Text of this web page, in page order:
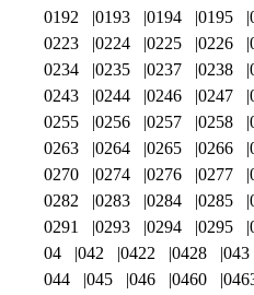
0192
0193 0194 0195
0223
0224 0225 0226
0234
0235 0237 0238
0243
0244 0246 0247
0255
0256 0257 0258
0263
0264 0265 0266
0270
0274 0276 0277
0282
0283 0284 0285
0291
0293 0294 0295
04
042 0422 0428 043
044
045 046 0460